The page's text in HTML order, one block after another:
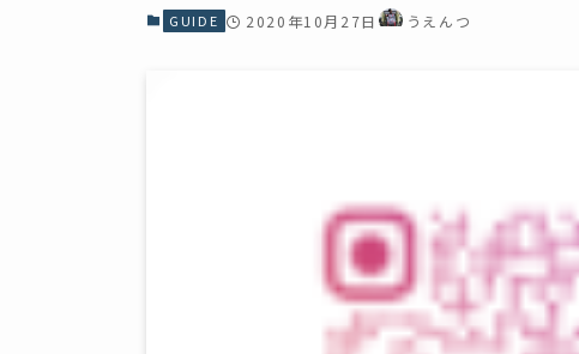
GUIDE 2020年10月27日 うえんつ